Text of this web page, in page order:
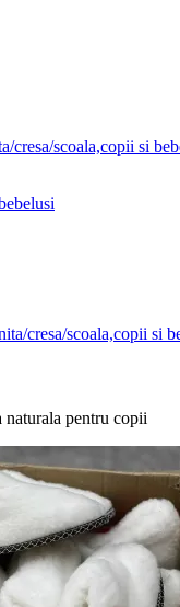
cresa/scoala,copii si
cresa/scoala,copii si